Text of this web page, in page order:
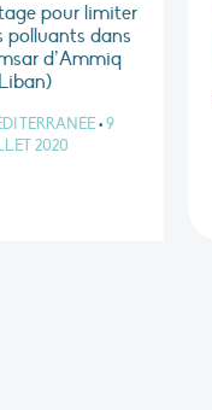
pour limiter
polluants dans
d’Ammiq
• 9
2020